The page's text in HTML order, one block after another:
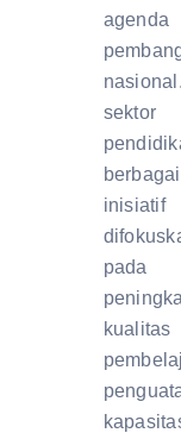
agenda
sektor
berbagai
inisiatif
pada
kualitas